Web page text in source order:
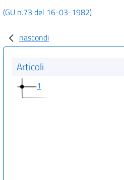
(GU n.73 del 16-03-1982)
nascondi
Articoli
1